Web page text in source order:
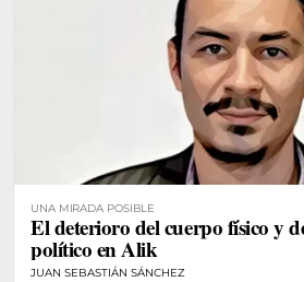
UNA MIRADA POSIBLE
El deterioro del cuerpo físico y
político en Alik
JUAN SEBASTIÁN SÁNCHEZ